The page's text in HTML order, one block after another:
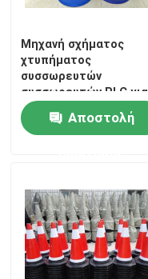
Μηχανή σχήματος
χτυπήματος
συσσωρευτών
συσσωρευτών PLC για
το βαρέλι 200L
Αποστολή